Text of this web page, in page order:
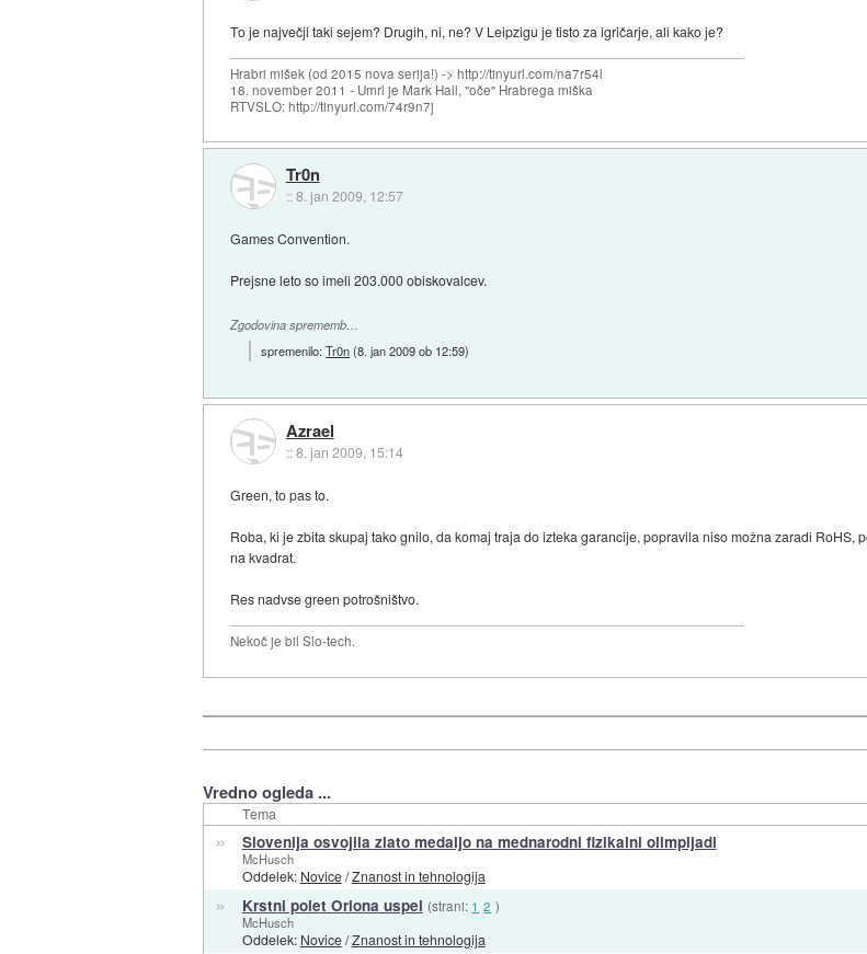
To je največji taki sejem? Drugih, ni, ne? V Leipzigu je tisto za igričarje, ali kako je?
Hrabri mišek (od 2015 nova serija!) -> http://tinyurl.com/na7r54l
18. november 2011 - Umrl je Mark Hall, "oče" Hrabrega miška
RTVSLO: http://tinyurl.com/74r9n7j
Tr0n
::8. jan 2009, 12:57
Games Convention.
Prejsne leto so imeli 203.000 obiskovalcev.
Zgodovina sprememb…
spremenilo:Tr0n(8. jan 2009 ob 12:59)
Azrael
::8. jan 2009, 15:14
Green, to pas to.
Roba, ki je zbita skupaj tako gnilo, da komaj traja do izteka garancije, popravila niso možna zaradi
na kvadrat.
Res nadvse green potrošništvo.
Nekoč je bil Slo-tech.
Vredno ogleda ...
Tema
» Slovenija osvojila zlato medaljo na mednarodni fizikalni olimpijadi
McHusch
Oddelek: Novice/Znanost in tehnologija
» Krstni polet Oriona uspel (strani: 1 2 )
McHusch
Oddelek: Novice/Znanost in tehnologija